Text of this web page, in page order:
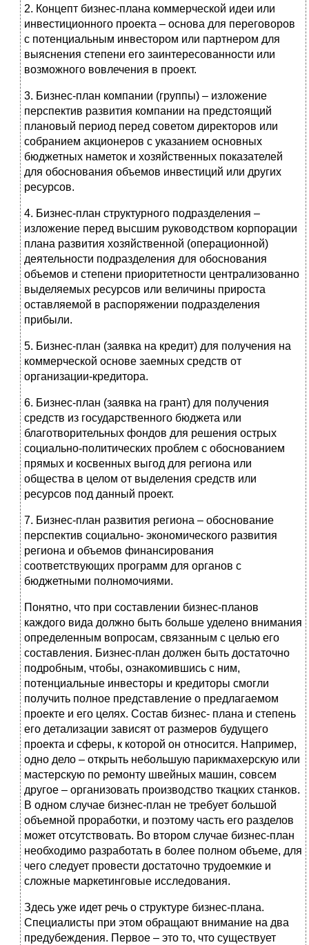
2. Концепт бизнес-плана коммерческой идеи или
инвестиционного проекта – основа для переговоров
с потенциальным инвестором или партнером для
выяснения степени его заинтересованности или
возможного вовлечения в проект.
3. Бизнес-план компании (группы) – изложение
перспектив развития компании на предстоящий
плановый период перед советом директоров или
собранием акционеров с указанием основных
бюджетных наметок и хозяйственных показателей
для обоснования объемов инвестиций или других
ресурсов.
4. Бизнес-план структурного подразделения –
изложение перед высшим руководством корпорации
плана развития хозяйственной (операционной)
деятельности подразделения для обоснования
объемов и степени приоритетности централизованно
выделяемых ресурсов или величины прироста
оставляемой в распоряжении подразделения
прибыли.
5. Бизнес-план (заявка на кредит) для получения на
коммерческой основе заемных средств от
организации-кредитора.
6. Бизнес-план (заявка на грант) для получения
средств из государственного бюджета или
благотворительных фондов для решения острых
социально-политических проблем с обоснованием
прямых и косвенных выгод для региона или
общества в целом от выделения средств или
ресурсов под данный проект.
7. Бизнес-план развития региона – обоснование
перспектив социально- экономического развития
региона и объемов финансирования
соответствующих программ для органов с
бюджетными полномочиями.
Понятно, что при составлении бизнес-планов
каждого вида должно быть больше уделено внимания
определенным вопросам, связанным с целью его
составления. Бизнес-план должен быть достаточно
подробным, чтобы, ознакомившись с ним,
потенциальные инвесторы и кредиторы смогли
получить полное представление о предлагаемом
проекте и его целях. Состав бизнес- плана и степень
его детализации зависят от размеров будущего
проекта и сферы, к которой он относится. Например,
одно дело – открыть небольшую парикмахерскую или
мастерскую по ремонту швейных машин, совсем
другое – организовать производство ткацких станков.
В одном случае бизнес-план не требует большой
объемной проработки, и поэтому часть его разделов
может отсутствовать. Во втором случае бизнес-план
необходимо разработать в более полном объеме, для
чего следует провести достаточно трудоемкие и
сложные маркетинговые исследования.
Здесь уже идет речь о структуре бизнес-плана.
Специалисты при этом обращают внимание на два
предубеждения. Первое – это то, что существует